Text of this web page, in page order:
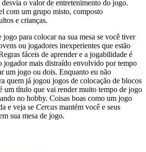
o valor de entretenimento do jogo.
com um grupo misto, composto
e crianças.
jogo para colocar na sua mesa se você tiver
ou jogadores inexperientes que estão
fáceis de aprender e a jogabilidade é
jogador mais distraído envolvido por tempo
um jogo ou dois. Enquanto eu não
quem já jogou jogos de colocação de blocos
um título que vai render muito tempo de jogo
no hobby. Coisas boas como um jogo
e veja se Cercas mantém você e seus
sua mesa de jogo.